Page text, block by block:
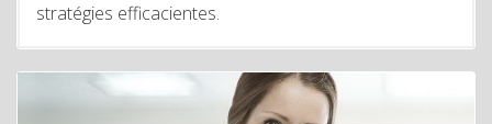
stratégies efficacientes.